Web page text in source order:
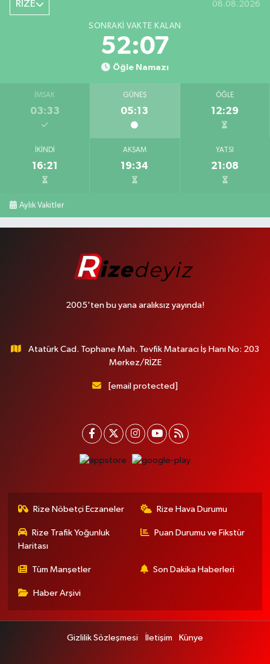
RİZE 08.08.2026
SONRAKI VAKTE KALAN
52:07
Öğle Namazı
İMSAK
03:33
GÜNEŞ
05:13
ÖĞLE
12:29
İKINDI
16:21
AKŞAM
19:34
YATSI
21:08
Aylık Vakitler
2005'ten bu yana aralıksız yayında!
Atatürk Cad. Tophane Mah. Tevfik Mataracı İş Hanı No: 203
Merkez/RİZE
[email protected]
Rize Nöbetçi Eczaneler Rize Hava Durumu
Rize Trafik Yoğunluk
Haritası
Puan Durumu ve Fikstür
Tüm Manşetler Son Dakika Haberleri
Haber Arşivi
Gizlilik Sözleşmesi İletişim Künye